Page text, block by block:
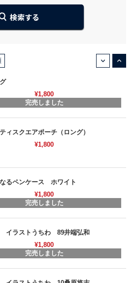
¥1,800
完売しました
ィスクエアポーチ（ロング）
¥1,800
るペンケース ホワイト
¥1,800
完売しました
イラストうちわ 89井端弘和
¥1,800
完売しました